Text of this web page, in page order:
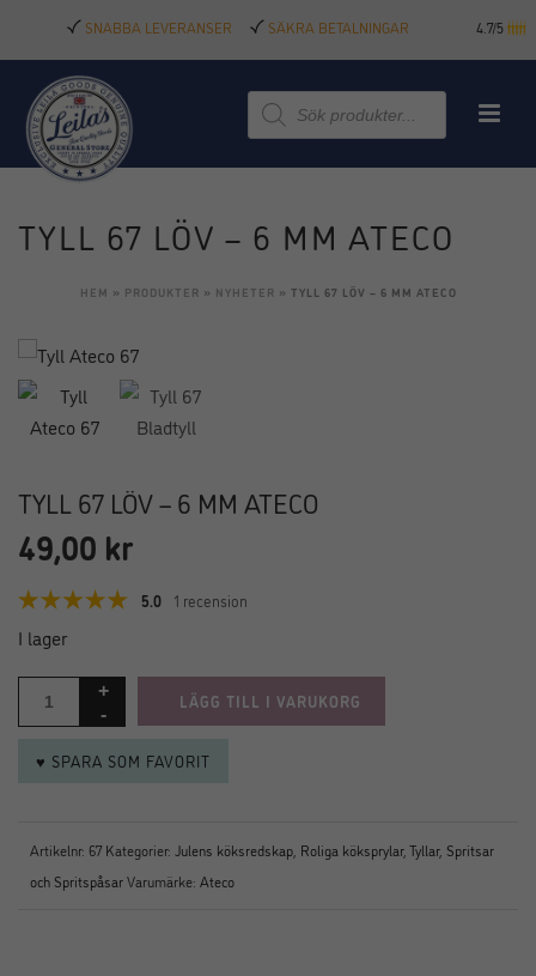
SNABBA LEVERANSER SÄKRA BETALNINGAR 4.7/5
Produktsökning
TYLL 67 LÖV – 6 MM ATECO
HEM » PRODUKTER » NYHETER » TYLL 67 LÖV – 6 MM ATECO
TYLL 67 LÖV – 6 MM ATECO
49,00 kr
5.0 1 recension
I lager
LÄGG TILL I VARUKORG
♥ SPARA SOM FAVORIT
Artikelnr: 67 Kategorier: Julens köksredskap Roliga köksprylar, Tyllar, Spritsar
och SpritspåsarVarumärke: Ateco